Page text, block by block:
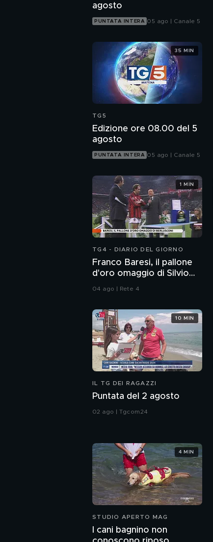
agosto
PUNTATA INTERA 05 ago | Canale 5
TG5
Edizione ore 08.00 del 5
agosto
PUNTATA INTERA 05 ago | Canale 5
35 MIN
TG4 - DIARIO DEL GIORNO
Franco Baresi, il pallone
d'oro omaggio di Silvio
Berlusconi
04 ago | Rete 4
1 MIN
IL TG DEI RAGAZZI
Puntata del 2 agosto
02 ago | Tgcom24
10 MIN
STUDIO APERTO MAG
I cani bagnino non
4 MIN